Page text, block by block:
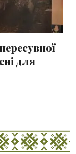
для